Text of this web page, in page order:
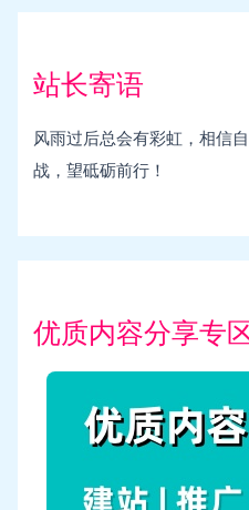
站长寄语
风雨过后总会有彩虹，相信
战，望砥砺前行！
优质内容分享专